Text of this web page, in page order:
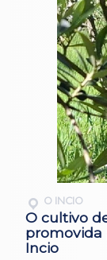
O INCIO
O cultivo
promovida
Incio